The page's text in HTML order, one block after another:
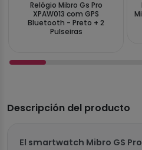
Relógio Mibro Gs Pro
XPAW013 com GPS
Bluetooth - Preto + 2
Pulseiras
Descripción del producto
El smartwatch Mibro GS